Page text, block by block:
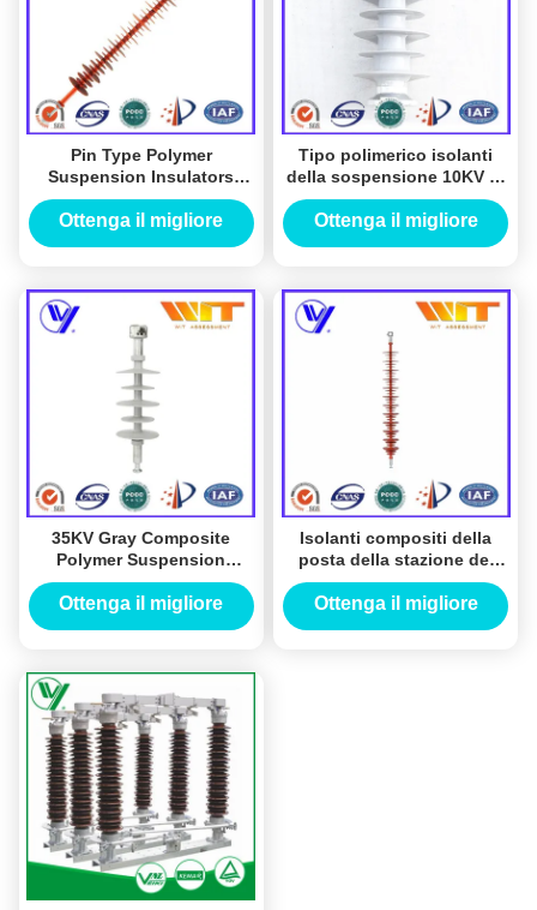
Pin Type Polymer
Suspension Insulators
polimerico elettrico,
isolante 66KV della gomma
Ottenga il migliore
Tipo polimerico isolanti
della sospensione 10KV di
bassa tensione per la linea
di trasmissione
Ottenga il migliore
35KV Gray Composite
Polymer Suspension
Insulators per la
sottostazione
Ottenga il migliore
Isolanti compositi della
posta della stazione del
polimero 110KV per le alte
tensioni
Ottenga il migliore